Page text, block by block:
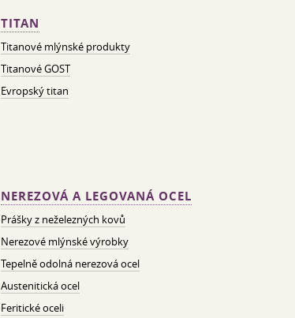
TITAN
Titanové mlýnské produkty
Titanové GOST
Evropský titan
NEREZOVÁ A LEGOVANÁ OCEL
Prášky z neželezných kovů
Nerezové mlýnské výrobky
Tepelně odolná nerezová ocel
Austenitická ocel
Feritické oceli